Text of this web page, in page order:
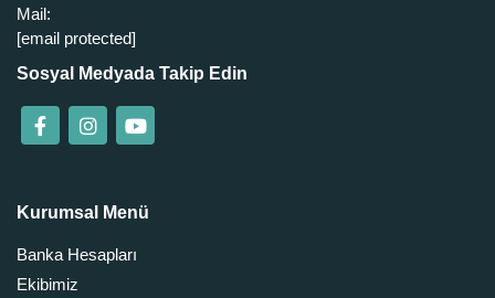
Mail:
[email protected]
Sosyal Medyada Takip Edin
Kurumsal Menü
Banka Hesapları
Ekibimiz